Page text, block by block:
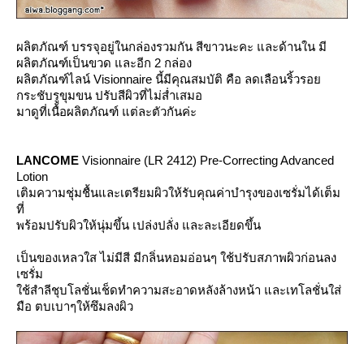
ผลิตภัณฑ์ บรรจุอยู่ในกล่องรวมกัน สีขาวนะคะ และด้านใน มี
ผลิตภัณฑ์เป็นขวด และอีก 2 กล่อง
ผลิตภัณฑ์ไลน์ Visionnaire นี้มีคุณสมบัติ คือ ลดเลือนริ้วรอ
กระชับรูขุมขน ปรับสีผิวที่ไม่ส่ำเสมอ
มาดูที่เนื้อผลิตภัณฑ์ แต่ละตัวกันค่ะ
LANCOME Visionnaire (LR 2412) Pre-Correcting Advanced
Lotion
เติมความชุ่มชื้นและเตรียมผิวให้รับคุณค่าบำรุงของเซรั่มได้เต็ม
ที่
พร้อมปรับผิวให้นุ่มขึ้น เปล่งปลั่ง และละเอียดขึ้น
เป็นของเหลวใส ไม่มีสี มีกลิ่นหอมอ่อนๆ ใช้ปรับสภาพผิวก่อนลง
เซรั่ม
ช้สำลีชุบโลชั่นเช็ดทำความสะอาดหลังล้างหน้า และเทโลชั่นใส่
มือ ตบเบาๆให้ซึมลงผิว